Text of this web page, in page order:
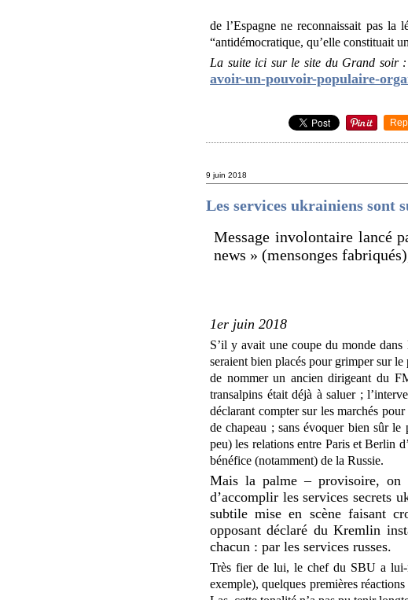
de l’Espagne ne reconnaissait pas la
“antidémocratique, qu’elle constituait
La suite ici sur le site du Grand soir :
avoir-un-pouvoir-populaire-
9 juin 2018
Les services ukrainiens sont
Message involontaire lancé
news » (mensonges
1er juin 2018
S’il y avait une coupe du monde
seraient bien placés pour grimper sur
de nommer un ancien dirigeant du
transalpins était déjà à saluer ;
déclarant compter sur les marchés
de chapeau ; sans évoquer bien sûr
peu) les relations entre Paris et Berlin
bénéfice (notamment) de la Russie.
Mais la palme – provisoire, on
d’accomplir les services secrets
subtile mise en scène faisant
opposant déclaré du Kremlin
chacun : par les services russes.
Très fier de lui, le chef du SBU a lui-
exemple), quelques premières